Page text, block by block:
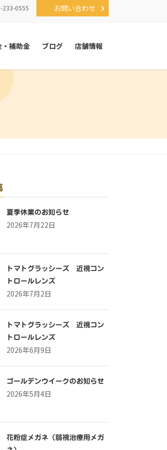
233-0555 お問い合わせ
・補助金 ブログ 店舗情報
夏季休業のお知らせ
2026年7月22日
トマトグラッシーズ 近視コン
トロールレンズ
2026年7月2日
トマトグラッシーズ 近視コン
トロールレンズ
2026年6月9日
ゴールデンウイークのお知らせ
2026年5月4日
花粉症メガネ（弱視治療用メガ